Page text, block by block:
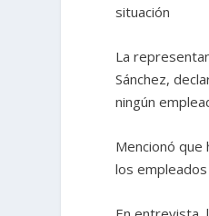
situación
La
Sánchez,
ningún
Mencionó que
los